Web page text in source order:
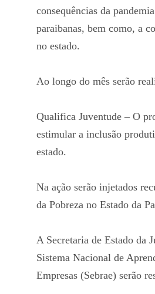
consequências da
paraibanas, bem como, a
no estado.
Ao longo do mês serão
Qualifica Juventude – O
estimular a inclusão
estado.
Na ação serão injetados
da Pobreza no Estado da
A Secretaria de Estado da
Sistema Nacional de
Empresas (Sebrae) serão